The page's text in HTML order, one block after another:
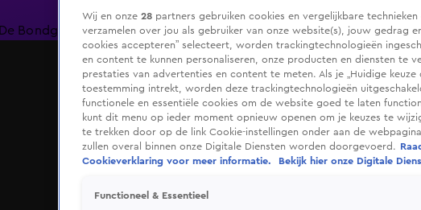
De BondgenotenDe OranjezomerLivestreamsShop
Wij en onze 28 partners gebruiken cookies en vergelijkbare
verzamelen over jou als gebruiker van onze website(s), jouw gedrag
cookies accepteren” selecteert, worden trackingtechnologieën
en content te kunnen personaliseren, onze producten en diensten te
prestaties van advertenties en content te meten. Als je „Huidige keuze
toestemming intrekt, worden deze trackingtechnologieën
functionele en essentiële cookies om de website goed te laten
kunt dit menu op ieder moment opnieuw openen om je keuzes te
te trekken door op de link Cookie-instellingen onder aan de
zullen overal binnen onze Digitale Diensten worden doorgevoerd.
Cookieverklaring voor meer informatie.
Bekijk hier onze Digitale
Functioneel & Essentieel